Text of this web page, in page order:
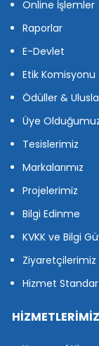
Online İşlemler
Raporlar
E-Devlet
Etik Komisyonu
Ödüller &
Üye
Tesislerimiz
Markalarımız
Projelerimiz
Bilgi Edinme
KVKK ve Bilgi
Ziyaretçilerimiz
Hizmet
HİZMETLERİMİZ